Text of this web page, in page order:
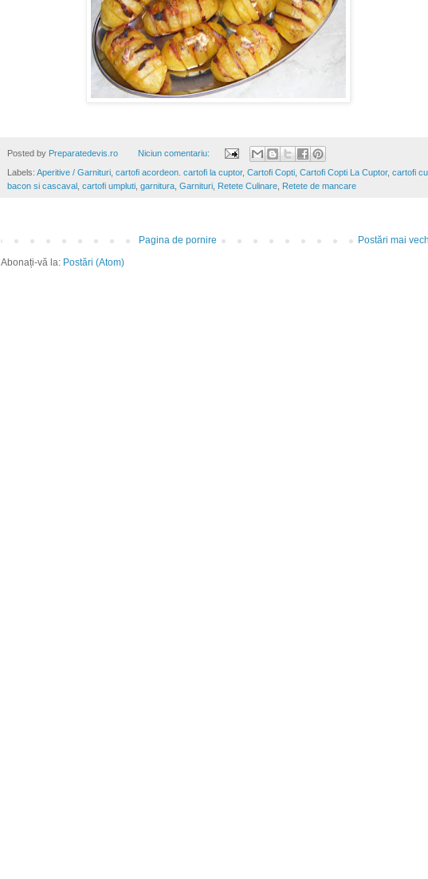
Posted by Preparatedevis.ro Niciun comentariu:
Labels: Aperitive / Garnituri cartofi acordeon. cartofi la cuptor, Cartofi Copti Cartofi Copti La Cuptor, cartofi cu
bacon si cascaval cartofi umpluti garnitura Garnituri Retete Culinare Retete de mancare
Postări mai
Pagina de pornire
Abonați-vă la: Postări (Atom)